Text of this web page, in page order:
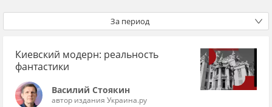
За период
Киевский модерн: реальность
фантастики
Василий Стоякин
автор издания Украина.ру